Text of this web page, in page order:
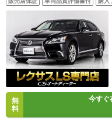
ブレーキ/レーダークルー
無
料
今すぐ